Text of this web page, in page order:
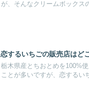
が、そんなクリームボックス
恋するいちごの販売店はど
栃木県産とちおとめを100%
ことが多いですが、恋するい